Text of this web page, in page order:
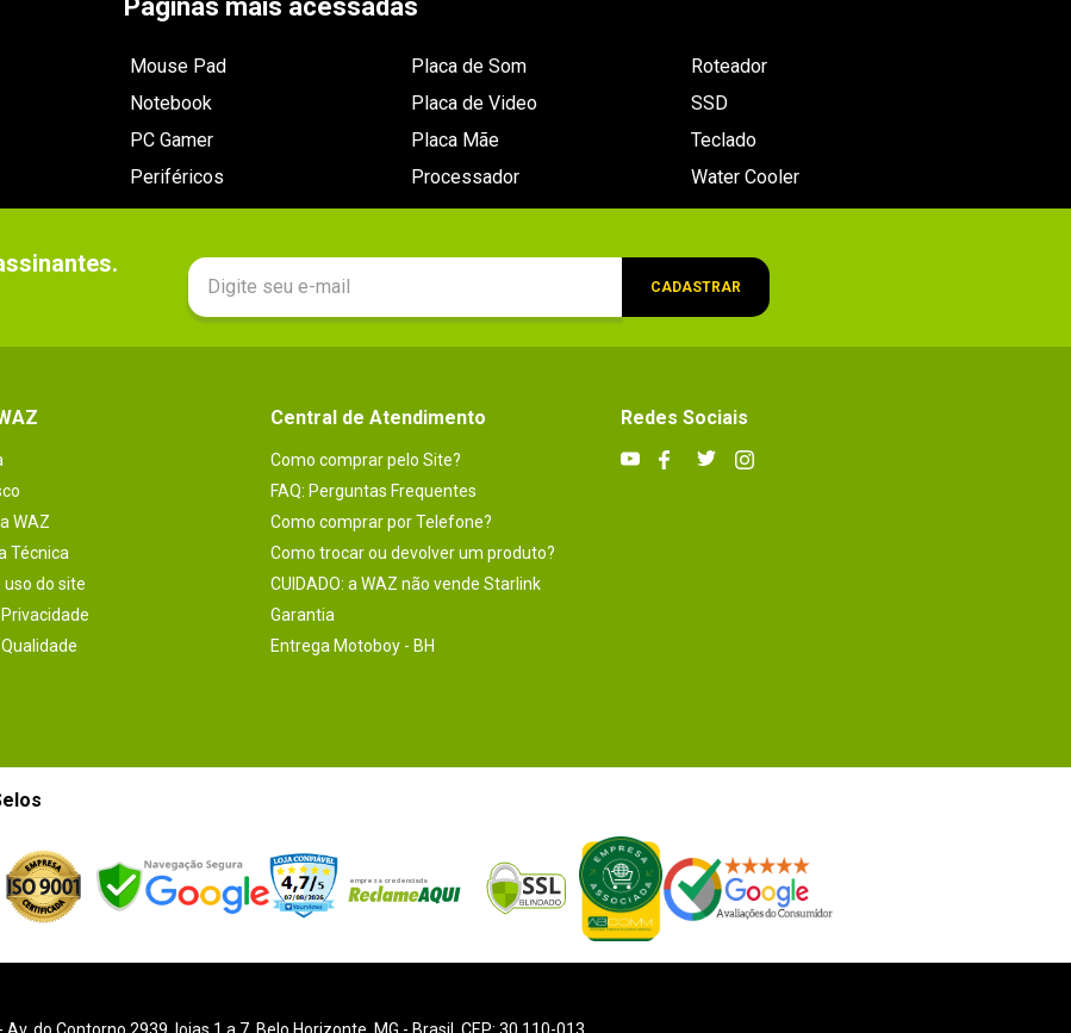
Páginas mais acessadas
Mouse Pad
Notebook
PC Gamer
Periféricos
Placa de Som
Placa de Video
Placa Mãe
Processador
Roteador
SSD
Teclado
Water Cooler
CADASTRAR
WAZ
Técnica
do site
Central de Atendimento
Como comprar pelo Site?
FAQ: Perguntas Frequentes
Como comprar por Telefone?
Como trocar ou devolver um produto?
CUIDADO: a WAZ não vende Starlink
Garantia
Entrega Motoboy - BH
Redes Sociais